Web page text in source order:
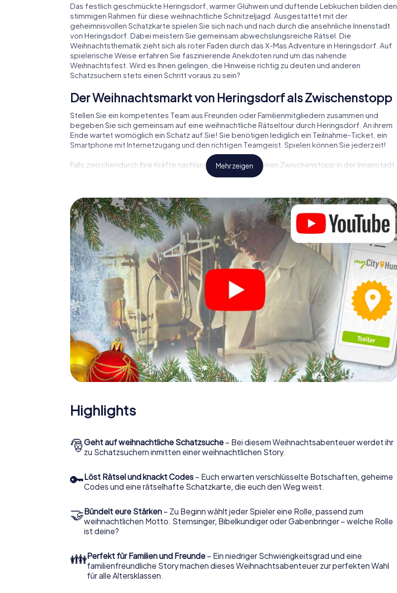
Das festlich geschmückte Heringsdorf, warmer Glühwein und duftende Lebkuchen bilden den
stimmigen Rahmen für diese weihnachtliche Schnitzeljagd. Ausgestattet mit der
geheimnisvollen Schatzkarte spielen Sie sich nach und nach durch die ansehnliche Innenstadt
von Heringsdorf. Dabei meistern Sie gemeinsam abwechslungsreiche Rätsel. Die
Weihnachtsthematik zieht sich als roter Faden durch das X-Mas Adventure in Heringsdorf. Auf
spielerische Weise erfahren Sie faszinierende Anekdoten rund um das nahende
Weihnachtsfest. Wird es Ihnen gelingen, die Hinweise richtig zu deuten und anderen
Schatzsuchern stets einen Schritt voraus zu sein?
Der Weihnachtsmarkt von Heringsdorf als Zwischenstopp
Stellen Sie ein kompetentes Team aus Freunden oder Familienmitgliedern zusammen und
begeben Sie sich gemeinsam auf eine weihnachtliche Rätseltour durch Heringsdorf. An ihrem
Ende wartet womöglich ein Schatz auf Sie! Sie benötigen lediglich ein Teilnahme-Ticket, ein
Smartphone mit Internetzugang und den richtigen Teamgeist. Spielen können Sie jederzeit!
Falls zwischendurch Ihre Kräfte nachlassen, können Sie einen Zwischenstopp in der Innenstadt
von Heringsdorf einlegen – z.B. auf einem Weihnachtsmarkt! Gönnen Sie sich hier ruhig einen
Eine spannende Option für Ihre Weihnachtsfeier in
Heringsdorf
Das myCityHunt X-Mas Adventure eignet sich auch hervorragend als Programmpunkt Ihrer
Weihnachtsfeier in Heringsdorf: So kann eine interaktive Schnitzeljagd das gastronomische
Programm Ihrer Weihnachtsfeier in Heringsdorf ergänzen. Und auch ein Ausflug zum
Weihnachtsmarkt von Heringsdorf wird mit dem X-Mas Adventure zu einem Highlight.
Schließlich bietet die Smartphone Schnitzeljagd alles was man von einer perfekten
Weihnachtsfeier in Heringsdorf erwartet: Spaß, Teambuilding und eine stimmungsvolle
Weihnachtsthematik. Gönnen Sie Ihren Kollegen also einen unvergesslichen Ausklang des
Jahres und planen Sie unser X-Mas Adventure als Programmpunkt Ihrer Weihnachtsfeier in
Heringsdorf ein!
Mehr zeigen
Highlights
🎅Geht auf weihnachtliche Schatzsuche – Bei diesem Weihnachtsabenteuer werdet ihr
zu Schatzsuchern inmitten einer weihnachtlichen Story.
🔑Löst Rätsel und knackt Codes – Euch erwarten verschlüsselte Botschaften, geheime
Codes und eine rätselhafte Schatzkarte, die euch den Weg weist.
🤝Bündelt eure Stärken – Zu Beginn wählt jeder Spieler eine Rolle, passend zum
weihnachtlichen Motto. Sternsinger, Bibelkundiger oder Gabenbringer – welche Rolle
ist deine?
👪Perfekt für Familien und Freunde – Ein niedriger Schwierigkeitsgrad und eine
familienfreundliche Story machen dieses Weihnachtsabenteuer zur perfekten Wahl
für alle Altersklassen.